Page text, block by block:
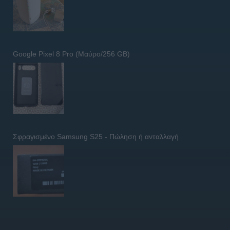
Google Pixel 8 Pro (Μαύρο/256 GB)
Σφραγισμένο Samsung S25 - Πώληση ή ανταλλαγή